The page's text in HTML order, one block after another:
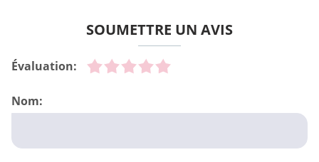
SOUMETTRE UN AVIS
Évaluation:
Nom: